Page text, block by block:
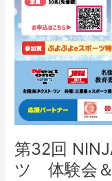
第32回
ツ 体験会＆
強
会
＆
小
大
会